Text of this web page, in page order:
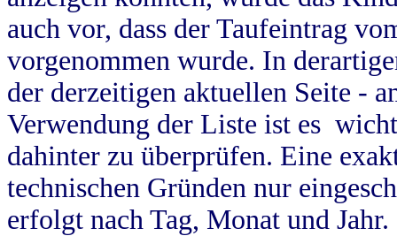
auch vor, dass der Taufeintrag
vorgenommen wurde. In
der derzeitigen aktuellen Seite -
Verwendung der Liste ist es
dahinter zu überprüfen. Eine
technischen Gründen nur
erfolgt nach Tag, Monat und Jahr.